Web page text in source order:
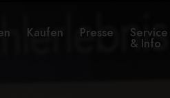
Kaufen Presse Service
& Info